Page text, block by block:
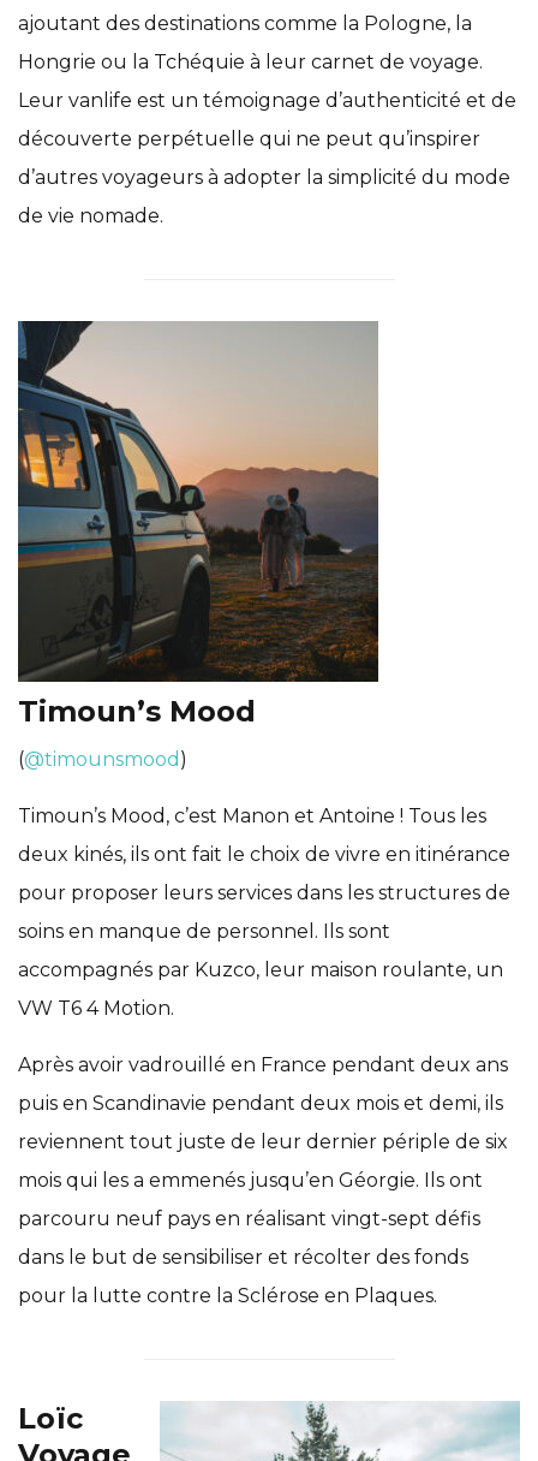
ajoutant des destinations comme la Pologne, la
Hongrie ou la Tchéquie à leur carnet de voyage.
Leur vanlife est un témoignage d’authenticité et de
découverte perpétuelle qui ne peut qu’inspirer
d’autres voyageurs à adopter la simplicité du mode
de vie nomade.
Timoun’s Mood
(@timounsmood )
Timoun’s Mood, c’est Manon et Antoine ! Tous les
deux kinés, ils ont fait le choix de vivre en itinérance
pour proposer leurs services dans les structures de
soins en manque de personnel. Ils sont
accompagnés par Kuzco, leur maison roulante, un
VW T6 4 Motion.
Après avoir vadrouillé en France pendant deux ans
puis en Scandinavie pendant deux mois et demi, ils
reviennent tout juste de leur dernier périple de six
mois qui les a emmenés jusqu’en Géorgie. Ils ont
parcouru neuf pays en réalisant vingt-sept défis
dans le but de sensibiliser et récolter des fonds
pour la lutte contre la Sclérose en Plaques.
Loïc